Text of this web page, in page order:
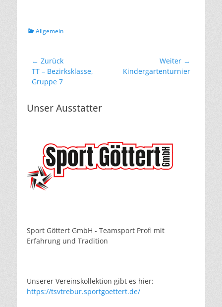
Kategorien
Allgemein
Beitragsnavigation
← Zurück
Vorheriger
Beitrag:
TT – Bezirksklasse,
Gruppe 7
Weiter →
Nächster
Kindergartenturnier
Unser Ausstatter
Sport Göttert GmbH - Teamsport Profi mit
Erfahrung und Tradition
Unserer Vereinskollektion gibt es hier:
https://tsvtrebur.sportgoettert.de/